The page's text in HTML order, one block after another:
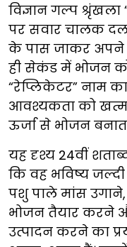
विज्ञान गल्प श्रृंखला
पर सवार चालक
के पास जाकर अपने
ही सेकंड में भोजन
“रेप्लिकेटर” नाम
आवश्यकता को
ऊर्जा से भोजन
यह दृश्य 24वीं
कि वह भविष्य
पशु पाले मांस
भोजन तैयार करने
उत्पादन करने का